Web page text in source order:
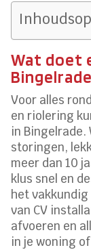
Wat doet
Voor alles
en riolering
in Bingelrade.
storingen,
meer dan 10
klus snel en
het
van CV
afvoeren en
in je woning